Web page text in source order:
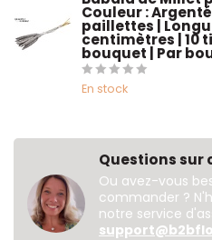
Couleur :
paillettes |
centimètres | 10
bouquet | Par
En stock
Questions sur
Ou avez-vous
commander ?
notre service